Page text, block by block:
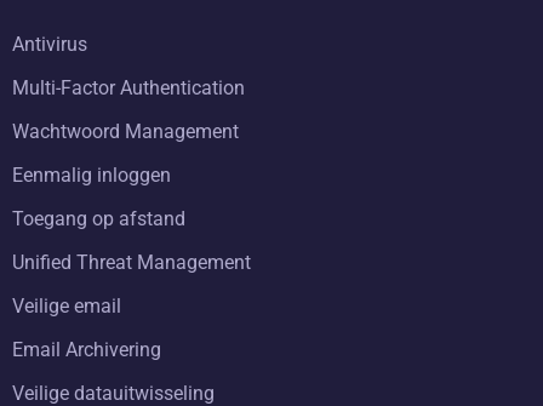
Antivirus
Multi-Factor Authentication
Wachtwoord Management
Eenmalig inloggen
Toegang op afstand
Unified Threat Management
Veilige email
Email Archivering
Veilige datauitwisseling